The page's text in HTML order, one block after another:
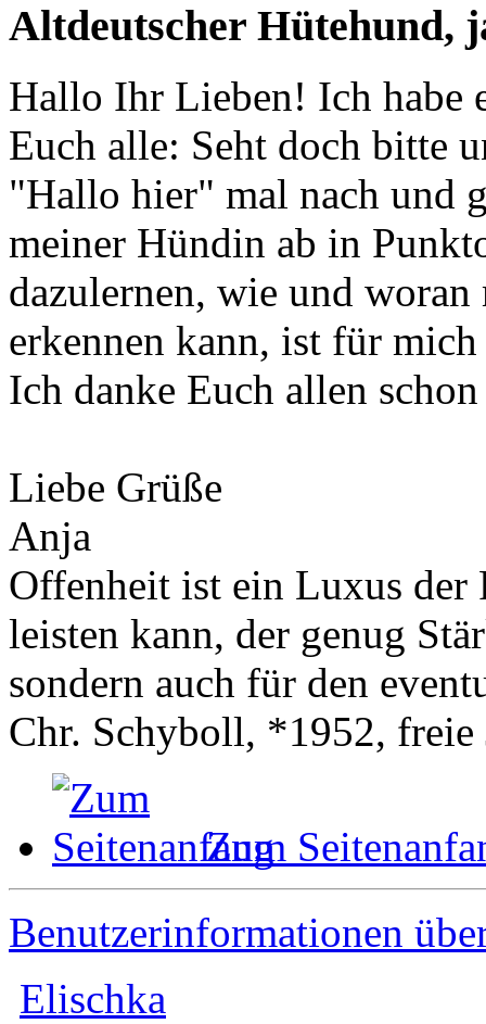
Altdeutscher Hütehund,
Hallo Ihr Lieben! Ich habe
Euch alle: Seht doch bitte
"Hallo hier" mal nach und
meiner Hündin ab in
dazulernen, wie und woran
erkennen kann, ist für
Ich danke Euch allen
Liebe Grüße
Anja
Offenheit ist ein Luxus der
leisten kann, der genug
sondern auch für den
Chr. Schyboll, *1952, freie
Zum
Benutzerinformationen
Elischka